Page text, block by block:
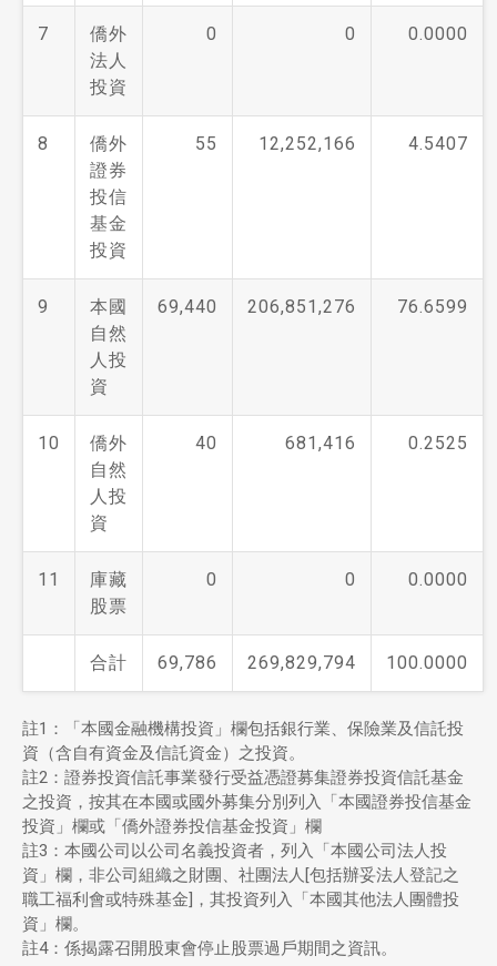
7
僑外
法人
投資
0 0 0.0000
8
僑外
證券
投信
基金
投資
55 12,252,166 4.5407
9
本國
自然
人投
資
69,440 206,851,276 76.6599
10
僑外
自然
人投
資
40 681,416 0.2525
11
庫藏
股票
0 0 0.0000
合計 69,786 269,829,794 100.0000
註1：「本國金融機構投資」欄包括銀行業、保險業及信託投
資（含自有資金及信託資金）之投資。
註2：證券投資信託事業發行受益憑證募集證券投資信託基金
之投資，按其在本國或國外募集分別列入「本國證券投信基金
投資」欄或「僑外證券投信基金投資」欄
註3：本國公司以公司名義投資者，列入「本國公司法人投
資」欄，非公司組織之財團、社團法人[包括辦妥法人登記之
職工福利會或特殊基金]，其投資列入「本國其他法人團體投
資」欄。
註4：係揭露召開股東會停止股票過戶期間之資訊。